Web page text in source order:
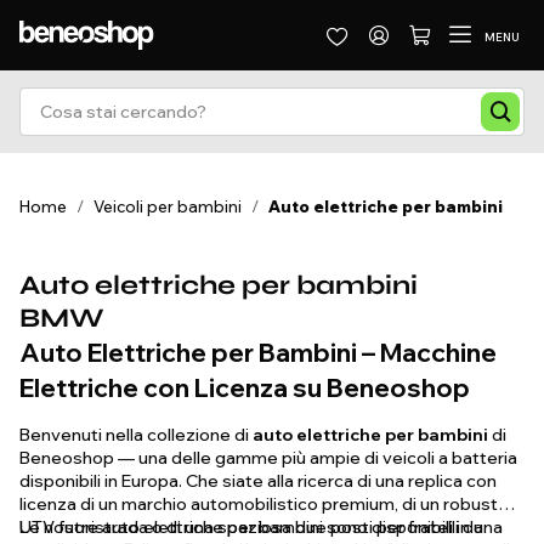
MENU
Home / Veicoli per bambini / Auto elettriche per bambini
Auto elettriche per bambini
BMW
Auto Elettriche per Bambini – Macchine
Elettriche con Licenza su Beneoshop
Benvenuti nella collezione di auto elettriche per bambini di
Beneoshop — una delle gamme più ampie di veicoli a batteria
disponibili in Europa. Che siate alla ricerca di una replica con
licenza di un marchio automobilistico premium, di un robusto
UTV fuoristrada o di una spaziosa due posti per fratelli da
Le nostre auto elettriche per bambini sono disponibili in una